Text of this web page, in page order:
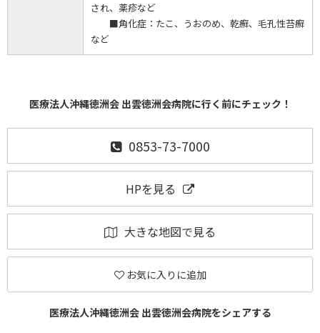
され、薬疹など
■角化症：たこ、うおのめ、乾癬、毛孔性苔癬
など
医療法人沖縄徳洲会 出雲徳洲会病院に行く前にチェック！
0853-73-7000
HPを見る
大きな地図で見る
お気に入りに追加
医療法人沖縄徳洲会 出雲徳洲会病院をシェアする